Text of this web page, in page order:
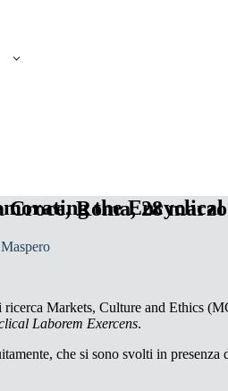
the
Roma, 28
Markets, Culture and Ethics
Laborem Exercens.
che si sono svolti in presenza